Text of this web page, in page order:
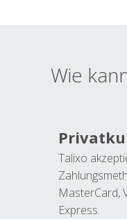
Wie
Talixo
MasterCard,
Express.